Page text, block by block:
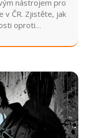
nástrojem pro
v ČR. Zjistěte, jak
oproti